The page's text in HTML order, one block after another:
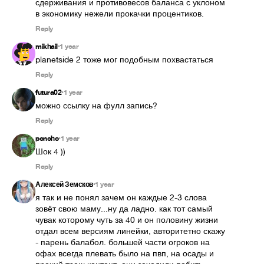
сдерживания и противовесов баланса с уклоном
в экономику нежели прокачки процентиков.
Reply
mikhail•1 year
planetside 2 тоже мог подобным похвастаться
Reply
futura02•1 year
можно ссылку на фулл запись?
Reply
poncho•1 year
Шок 4 ))
Reply
Алексей Земсков•1 year
я так и не понял зачем он каждые 2-3 слова
зовёт свою маму...ну да ладно. как тот самый
чувак которому чуть за 40 и он половину жизни
отдал всем версиям линейки, авторитетно скажу
- парень балабол. большей части огроков на
офах всегда плевать было на пвп, на осады и